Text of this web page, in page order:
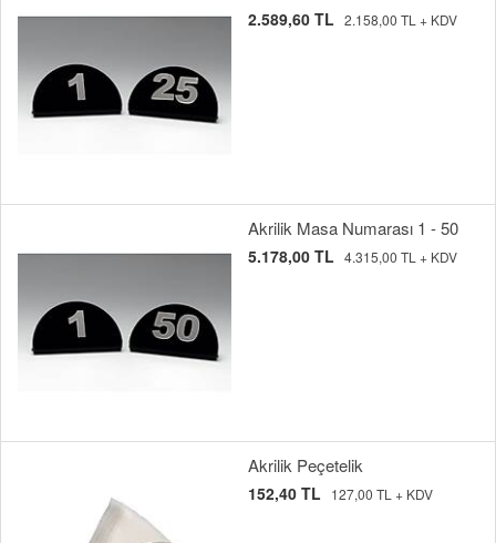
2.589,60 TL 2.158,00 TL + KDV
Akrilik Masa Numarası 1 - 50
5.178,00 TL 4.315,00 TL + KDV
Akrilik Peçetelik
152,40 TL 127,00 TL + KDV